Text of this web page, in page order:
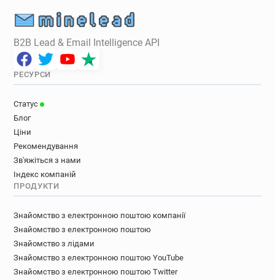
B2B Lead & Email Intelligence API
РЕСУРСИ
Статус
Блог
Ціни
Рекомендування
Зв'яжіться з нами
Індекс компаній
ПРОДУКТИ
Знайомство з електронною поштою компанії
Знайомство з електронною поштою
Знайомство з лідами
Знайомство з електронною поштою YouTube
Знайомство з електронною поштою Twitter